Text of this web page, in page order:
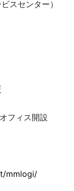
スセンター）
フィス開設
mmlogi/